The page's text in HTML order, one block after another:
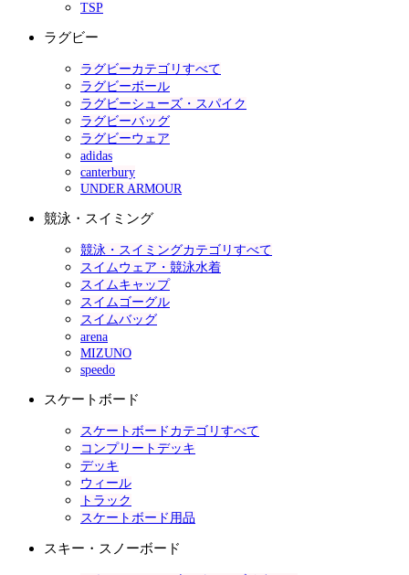
TSP
ラグビー
ラグビーカテゴリすべて
ラグビーボール
ラグビーシューズ・スパイク
ラグビーバッグ
ラグビーウェア
adidas
canterbury
UNDER ARMOUR
競泳・スイミング
競泳・スイミングカテゴリすべて
スイムウェア・競泳水着
スイムキャップ
スイムゴーグル
スイムバッグ
arena
MIZUNO
speedo
スケートボード
スケートボードカテゴリすべて
コンプリートデッキ
デッキ
ウィール
トラック
スケートボード用品
スキー・スノーボード